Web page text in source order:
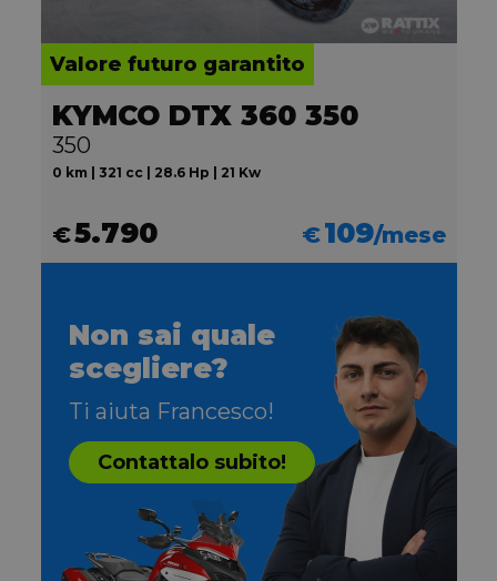
Valore futuro garantito
KYMCO DTX 360 350
350
0 km | 321 cc | 28.6 Hp | 21 Kw
€5.790 €109/mese
Non sai quale
scegliere?
Ti aiuta Francesco!
Contattalo subito!